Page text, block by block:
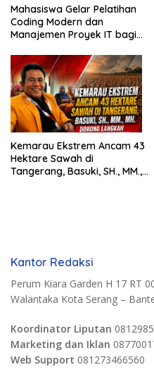
Mahasiswa Gelar Pelatihan
Coding Modern dan
Manajemen Proyek IT bagi
Kemarau Ekstrem Ancam 43
Hektare Sawah di
Tangerang, Basuki, SH., MM.,
Kantor Redaksi
Perum Kiara Garden H 17 RT
Walantaka Kota Serang –
Koordinator Liputan
Marketing dan Iklan
Web Support 081273466560